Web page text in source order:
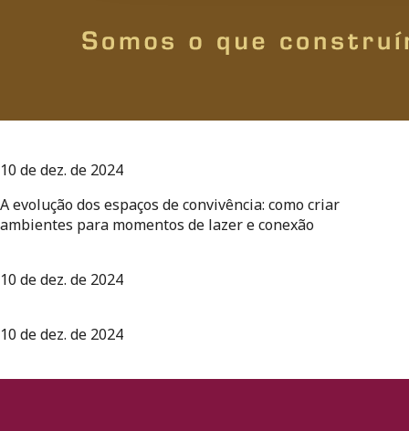
10 de dez. de 2024
A evolução dos espaços de convivência: como criar
ambientes para momentos de lazer e conexão
10 de dez. de 2024
10 de dez. de 2024